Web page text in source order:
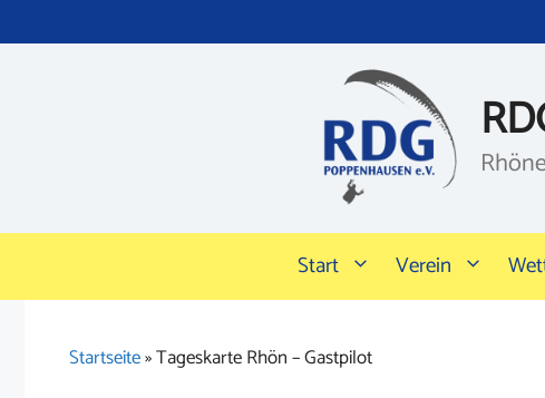
Inhalt
Start Verein
Startseite»Tageskarte Rhön – Gastpilot